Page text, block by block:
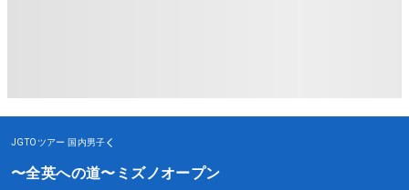
JGTOツアー 国内男子
〜全英への道〜ミズノオープン